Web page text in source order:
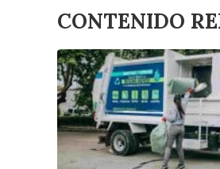
CONTENIDO